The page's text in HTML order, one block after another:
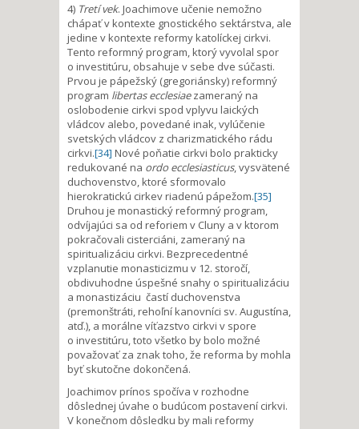
4) Tretí vek. Joachimove učenie nemožno
chápať v kontexte gnostického sektárstva, ale
jedine v kontexte reformy katolíckej cirkvi.
Tento reformný program, ktorý vyvolal spor
o investitúru, obsahuje v sebe dve súčasti.
Prvou je pápežský (gregoriánsky) reformný
program libertas ecclesiaezameraný na
oslobodenie cirkvi spod vplyvu laických
vládcov alebo, povedané inak, vylúčenie
svetských vládcov z charizmatického rádu
cirkvi.[34] Nové poňatie cirkvi bolo prakticky
redukované na ordo ecclesiasticus, vysvätené
duchovenstvo, ktoré sformovalo
hierokratickú cirkev riadenú pápežom.[35]
Druhou je monastický reformný program,
odvíjajúci sa od reforiem v Cluny a v ktorom
pokračovali cisterciáni, zameraný na
spiritualizáciu cirkvi. Bezprecedentné
vzplanutie monasticizmu v 12. storočí,
obdivuhodne úspešné snahy o spiritualizáciu
a monastizáciu častí duchovenstva
(premonštráti, rehoľní kanovníci sv. Augustína,
atď.), a morálne víťazstvo cirkvi v spore
o investitúru, toto všetko by bolo možné
považovať za znak toho, že reforma by mohla
byť skutočne dokončená.
Joachimov prínos spočíva v rozhodne
dôslednej úvahe o budúcom postavení cirkvi.
V konečnom dôsledku by mali reformy